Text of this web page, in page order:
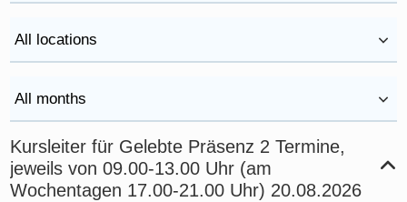
Kursleiter für Gelebte Präsenz 2 Termine,
jeweils von 09.00-13.00 Uhr (am
Wochentagen 17.00-21.00 Uhr) 20.08.2026